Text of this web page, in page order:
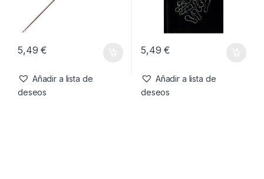
5,49€
Añadir a lista de
deseos
5,49€
Añadir a lista de
deseos